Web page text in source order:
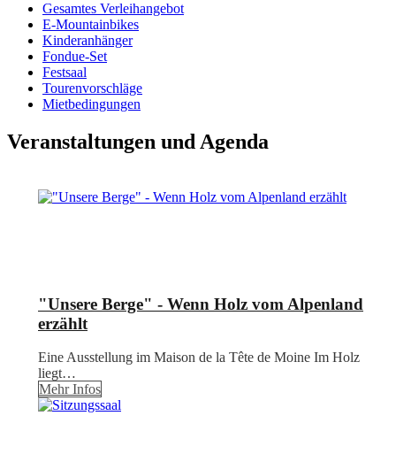
Gesamtes Verleihangebot
E-Mountainbikes
Kinderanhänger
Fondue-Set
Festsaal
Tourenvorschläge
Mietbedingungen
Veranstaltungen und Agenda
"Unsere Berge" - Wenn Holz vom Alpenland
erzählt
Eine Ausstellung im Maison de la Tête de Moine Im Holz
liegt…
Mehr Infos